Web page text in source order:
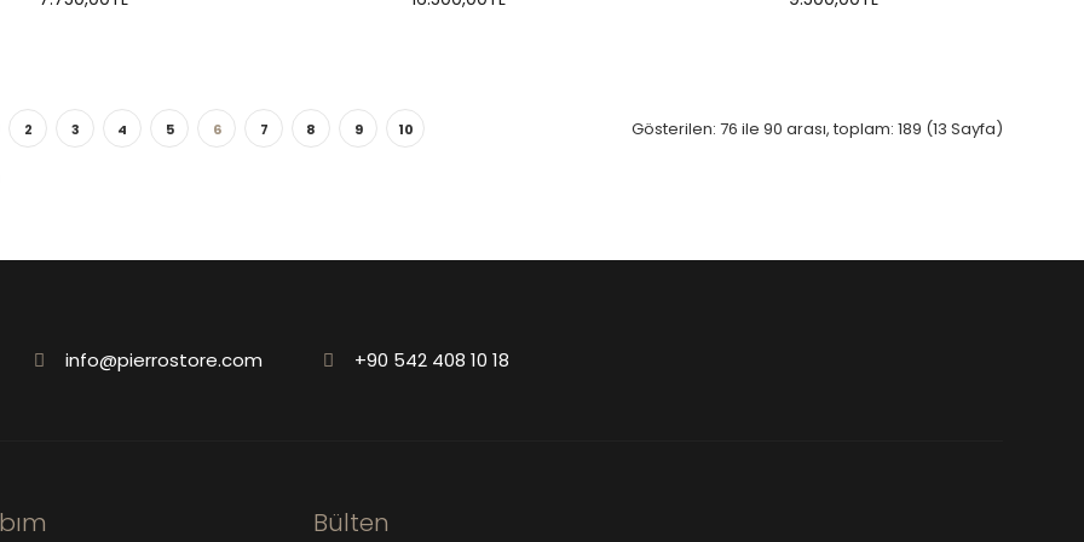
2 3 4 5 6 7 8 9 10 Gösterilen: 76 ile 90 arası, toplam: 189 (13 Sayfa)
info@pierrostore.com +90 542 408 10 18
Bülten